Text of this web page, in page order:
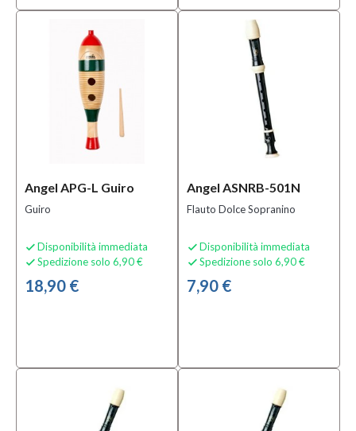
Angel APG-L Guiro
Guiro
 Disponibilità immediata
 Spedizione solo 6,90 €
18,90 €
Angel ASNRB-501N
Flauto Dolce Sopranino
 Disponibilità immediata
 Spedizione solo 6,90 €
7,90 €